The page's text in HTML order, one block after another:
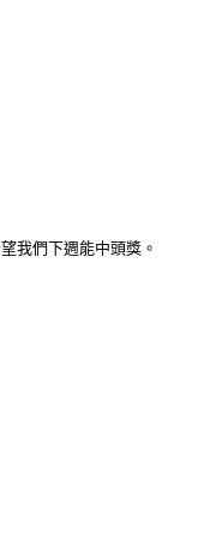
我們下週能中頭獎。